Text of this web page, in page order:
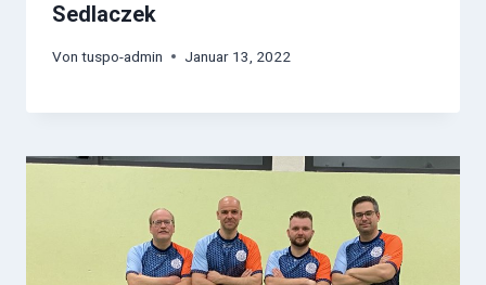
Sedlaczek
Von tuspo-admin Januar 13, 2022